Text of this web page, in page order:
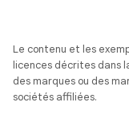
Le contenu et les
licences décrites dans
des marques ou des
sociétés affiliées.